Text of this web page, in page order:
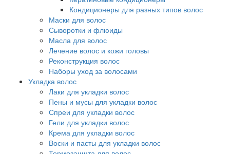
Кондиционеры для разных типов волос
Маски для волос
Сыворотки и флюиды
Масла для волос
Лечение волос и кожи головы
Реконструкция волос
Наборы уход за волосами
Укладка волос
Лаки для укладки волос
Пены и мусы для укладки волос
Спреи для укладки волос
Гели для укладки волос
Крема для укладки волос
Воски и пасты для укладки волос